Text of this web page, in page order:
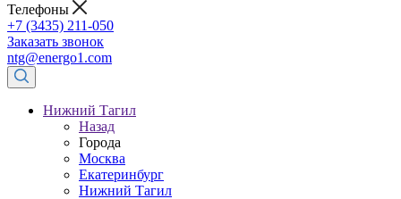
Телефоны
+7 (3435) 211-050
Заказать звонок
ntg@energo1.com
Нижний Тагил
Назад
Города
Москва
Екатеринбург
Нижний Тагил